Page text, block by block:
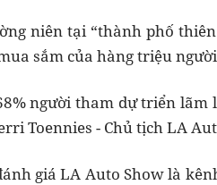
niên tại “thành phố
sắm của hàng triệu
người tham dự triển
Toennies - Chủ tịch LA
giá LA Auto Show là